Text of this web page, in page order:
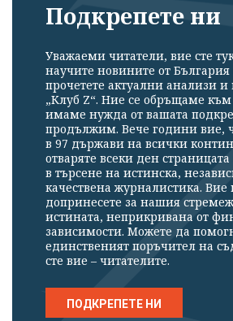
Подкрепете ни
Уважаеми читатели, вие сте
научите новините от България
прочетете актуални анализи
„Клуб Z“. Ние се обръщаме към
имаме нужда от вашата
продължим. Вече години вие,
в 97 държави на всички
отваряте всеки ден
в търсене на истинска,
качествена журналистика. Вие
допринесете за нашия
истината, неприкривана от
зависимости. Можете да
единственият поръчител на
сте вие – читателите.
ПОДКРЕПЕТЕ НИ